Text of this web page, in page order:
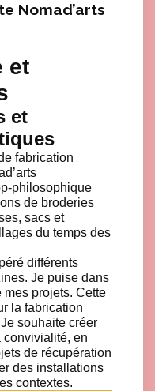
Nomad’arts
et
et
fabrication
philosophique
de broderies
sacs et
du temps des
différents
Je puise dans
mes projets. Cette
la fabrication
souhaite créer
convivialité, en
de récupération
des installations
contextes.